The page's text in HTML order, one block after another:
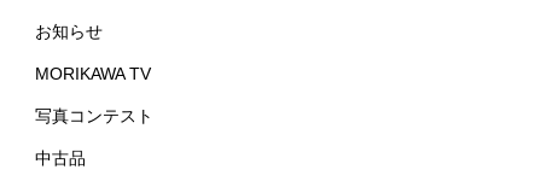
お知らせ
MORIKAWA TV
写真コンテスト
中古品